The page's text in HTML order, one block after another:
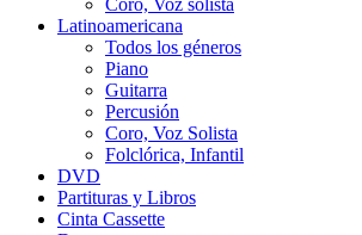
Coro, Voz solista
Latinoamericana
Todos los géneros
Piano
Guitarra
Percusión
Coro, Voz Solista
Folclórica, Infantil
DVD
Partituras y Libros
Cinta Cassette